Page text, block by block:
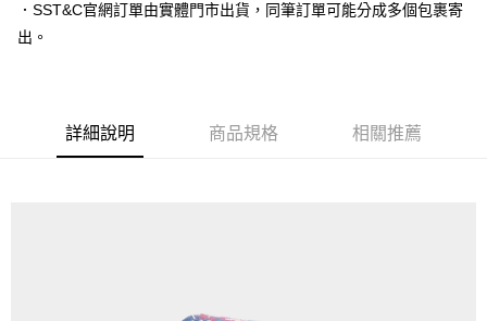
新竹物流離島宅配
每筆NT$350，滿NT$3,500(含以上)免運費
．SST&C官網訂單由實體門市出貨，同筆訂單可能分成多個包裹寄
出。
詳細說明 商品規格 相關推薦